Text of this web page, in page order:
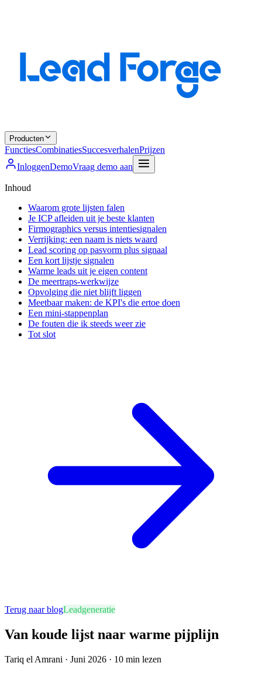
Producten
FunctiesCombinatiesSuccesverhalenPrijzen
InloggenDemoVraag demo aan
Inhoud
Waarom grote lijsten falen
Je ICP afleiden uit je beste klanten
Firmographics versus intentiesignalen
Verrijking: een naam is niets waard
Lead scoring op pasvorm plus signaal
Een kort lijstje signalen
Warme leads uit je eigen content
De meertraps-werkwijze
Opvolging die niet blijft liggen
Meetbaar maken: de KPI's die ertoe doen
Een mini-stappenplan
De fouten die ik steeds weer zie
Tot slot
Terug naar blogLeadgeneratie
Van koude lijst naar warme pijplijn
Tariq el Amrani · Juni 2026 · 10 min lezen